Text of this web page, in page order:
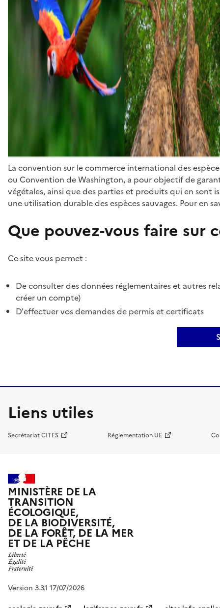
La convention sur le commerce international des
ou Convention de Washington, a pour objectif de
végétales, ainsi que des parties et produits qui en sont
une utilisation durable des espèces sauvages. Pour en
Que pouvez-vous faire sur
Ce site vous permet :
De consulter des données réglementaires et autres
créer un compte)
D'effectuer vos demandes de permis et certificats
Liens utiles
Secrétariat CITES Réglementation UE
MINISTÈRE DE LA
TRANSITION
ÉCOLOGIQUE,
DE LA BIODIVERSITÉ,
DE LA FORÊT, DE LA MER
ET DE LA PÊCHE
Version 3.3.1 17/07/2026